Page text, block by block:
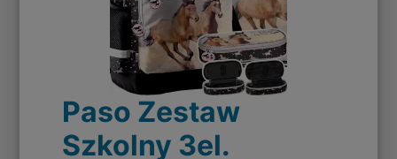
Paso Zestaw
Szkolny 3el.